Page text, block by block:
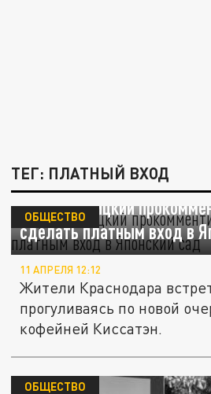
ТЕГ: ПЛАТНЫЙ ВХОД
Сергей Галицкий
сделать платным вход в
ОБЩЕСТВО
11 АПРЕЛЯ 12:12
Жители Краснодара
прогуливаясь по новой
кофейней Киссатэн.
ОБЩЕСТВО